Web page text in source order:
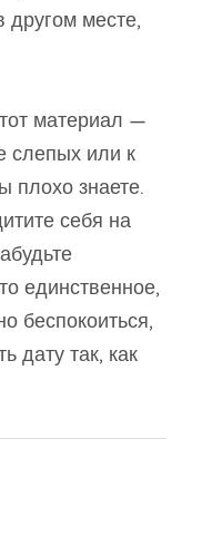
месте,
материал —
слепых или к
плохо знаете.
себя на
единственное,
беспокоиться,
дату так, как